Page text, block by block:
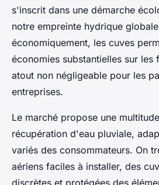
s'inscrit dans une démarche
notre empreinte hydrique
économiquement, les cuves
économies substantielles sur les
atout non négligeable pour les
entreprises.
Le marché propose une
récupération d'eau pluviale,
variés des consommateurs. On
aériens faciles à installer, des
discrètes et protégées des